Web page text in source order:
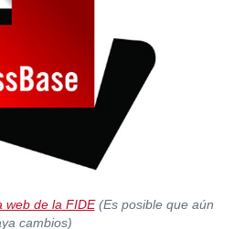
web de la FIDE(Es posible que aún
cambios)